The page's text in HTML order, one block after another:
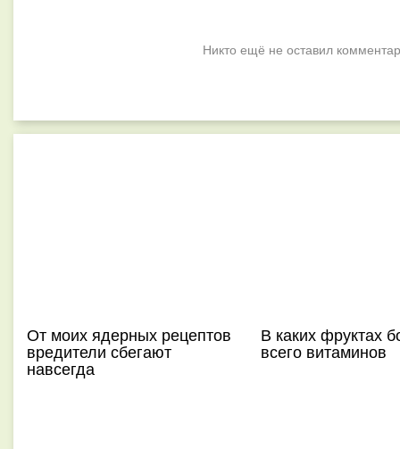
Никто ещё не оставил
От моих ядерных рецептов
вредители сбегают
навсегда
В каких фруктах
всего витаминов